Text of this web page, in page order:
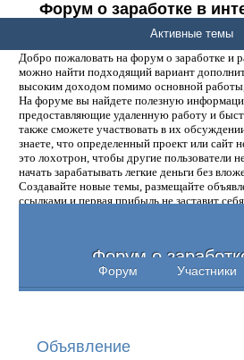
Форум о заработке в
денег.
Добро пожаловать на форум о заработке и
можно найти подходящий вариант
высоким доходом помимо основной
На форуме вы найдете полезную
предоставляющие удаленную работу и
также сможете участвовать в их
знаете, что определенный проект или сайт
это лохотрон, чтобы другие пользователи
начать зарабатывать легкие деньги без
Создавайте новые темы, размещайте
ссылками и первая прибыль не заставит
Форум о
Форум Участники
Активные темы
Объявление